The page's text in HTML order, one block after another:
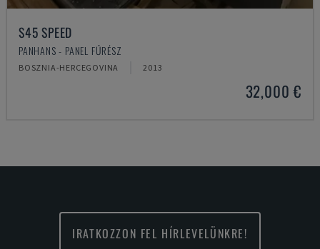
S45 SPEED
PANHANS - PANEL FŰRÉSZ
BOSZNIA-HERCEGOVINA 2013
32,000 €
IRATKOZZON FEL HÍRLEVELÜNKRE!